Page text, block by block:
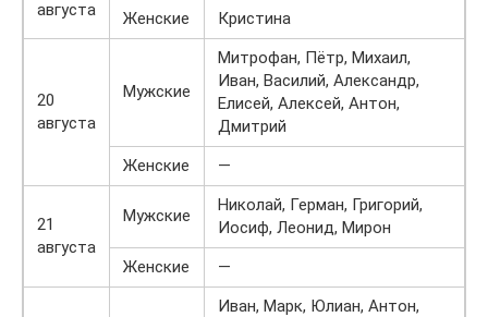
августа Женские Кристина
20
августа
Мужские
Митрофан, Пётр, Михаил,
Иван, Василий, Александр,
Елисей, Алексей, Антон,
Дмитрий
Женские
—
21
августа
Мужские
Николай, Герман, Григорий,
Иосиф, Леонид, Мирон
Женские
—
Иван, Марк, Юлиан, Антон,